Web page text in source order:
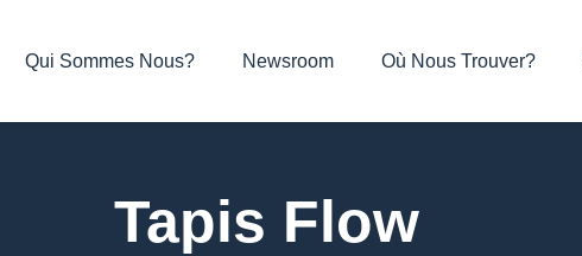
Qui Sommes Nous? Newsroom Où Nous Trouver?
Tapis Flow